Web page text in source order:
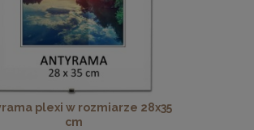
plexi w rozmiarze 28x35
cm